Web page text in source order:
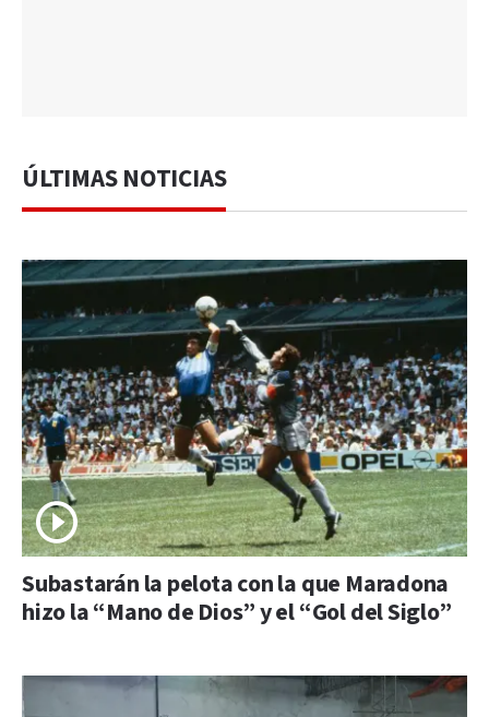
ÚLTIMAS NOTICIAS
Subastarán la pelota con la que Maradona
hizo la “Mano de Dios” y el “Gol del Siglo”